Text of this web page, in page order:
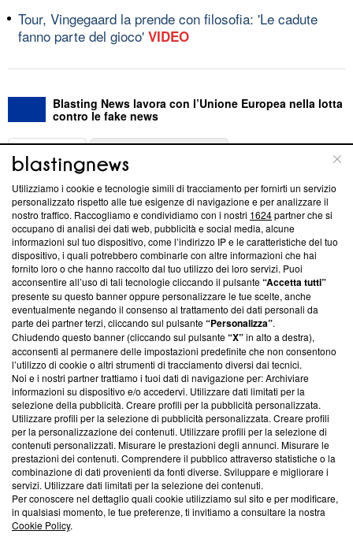
Tour, Vingegaard la prende con filosofia: 'Le cadute
fanno parte del gioco' VIDEO
Blasting News lavora con l’Unione Europea nella lotta
contro le fake news
ABOUT
Questa sezione offre informazioni trasparenti su Blasting
News, sui nostri processi editoriali e su come ci impegniamo a
creare news di qualità. Inoltre, afferma la nostra aderenza a
‘Trust Project - News with Integrity’Blasting News non è
ancora membro del programma, ma ha richiesto di farne
parte; Trust Project non ha ancora effettuato una verifica di
conformità agli standard.
Su di noi
Team editoriale
Corporate
Redazione
Informativa Privacy
Cookie Policy
Blasting SA, IDI CHE-247.845.224, Via Carlo Frasca, 3 - 6900
Lugano (Svizzera) Tel:+39 0690258937
Utilizziamo i cookie e tecnologie simili di tracciamento per fornirti un servizio
personalizzato rispetto alle tue esigenze di navigazione e per analizzare il
nostro traffico. Raccogliamo e condividiamo con i nostri 1624partner che si
occupano di analisi dei dati web, pubblicità e social media, alcune
informazioni sul tuo dispositivo, come l’indirizzo IP e le caratteristiche del tuo
dispositivo, i quali potrebbero combinarle con altre informazioni che hai
fornito loro o che hanno raccolto dal tuo utilizzo dei loro servizi. Puoi
acconsentire all’uso di tali tecnologie cliccando il pulsante“Accetta tutti”
presente su questo banner oppure personalizzare le tue scelte, anche
eventualmente negando il consenso al trattamento dei dati personali da
parte dei partner terzi, cliccando sul pulsante“Personalizza”.
Chiudendo questo banner (cliccando sul pulsante“X”in alto a destra),
acconsenti al permanere delle impostazioni predefinite che non consentono
l’utilizzo di cookie o altri strumenti di tracciamento diversi dai tecnici.
Noi e i nostri partner trattiamo i tuoi dati di navigazione per: Archiviare
informazioni su dispositivo e/o accedervi. Utilizzare dati limitati per la
selezione della pubblicità. Creare profili per la pubblicità personalizzata.
Utilizzare profili per la selezione di pubblicità personalizzata. Creare profili
per la personalizzazione dei contenuti. Utilizzare profili per la selezione di
contenuti personalizzati. Misurare le prestazioni degli annunci. Misurare le
prestazioni dei contenuti. Comprendere il pubblico attraverso statistiche o la
combinazione di dati provenienti da fonti diverse. Sviluppare e migliorare i
servizi. Utilizzare dati limitati per la selezione dei contenuti.
Per conoscere nel dettaglio quali cookie utilizziamo sul sito e per modificare,
in qualsiasi momento, le tue preferenze, ti invitiamo a consultare la nostra
Cookie Policy.